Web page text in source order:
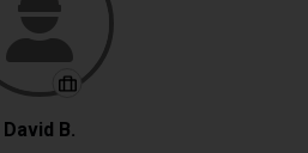
David B.